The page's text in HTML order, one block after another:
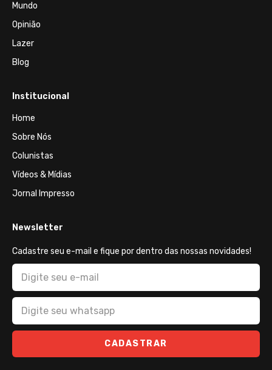
Mundo
Opinião
Lazer
Blog
Institucional
Home
Sobre Nós
Colunistas
Vídeos & Mídias
Jornal Impresso
Newsletter
Cadastre seu e-mail e fique por dentro das nossas novidades!
CADASTRAR